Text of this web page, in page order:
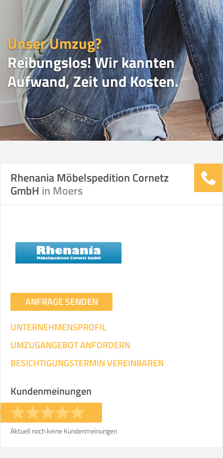
Unser Umzug?
Reibungslos! Wir kannten
Aufwand, Zeit und Kosten.
UMZUGSVERGLEICH
Vergleichsergebnis basierend auf Ihren
Transportieren
Ihre Angaben:
am
Wohnfläche:m² Entfernung:
Gewicht: kg
Rhenania Möbelspedition Cornetz
GmbH in Moers
ANFRAGE SENDEN
UNTERNEHMENSPROFIL
UMZUGANGEBOT ANFORDERN
BESICHTIGUNGSTERMIN VEREINBAREN
Kundenmeinungen
Aktuell noch keine Kundenmeinungen